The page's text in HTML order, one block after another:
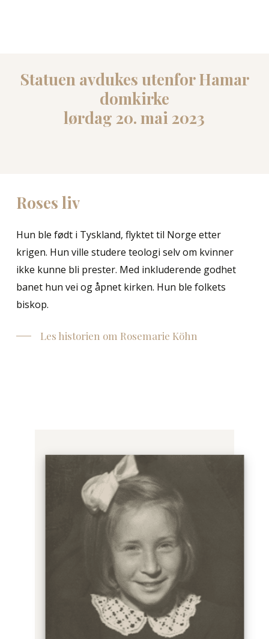
Statuen avdukes utenfor Hamar
domkirke
lørdag 20. mai 2023
Roses liv
Hun ble født i Tyskland, flyktet til Norge etter
krigen. Hun ville studere teologi selv om kvinner
ikke kunne bli prester. Med inkluderende godhet
banet hun vei og åpnet kirken. Hun ble folkets
biskop.
Les historien om Rosemarie Köhn